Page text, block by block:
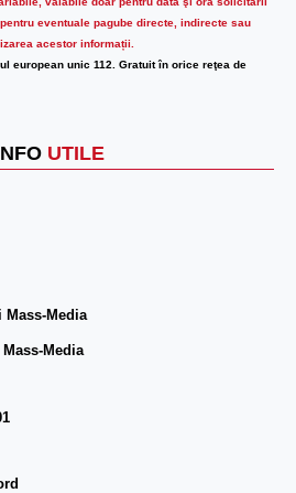
eventuale pagube directe, indirecte sau
acestor informații.
european unic 112. Gratuit în orice reţea de
UTILE
Media
Media